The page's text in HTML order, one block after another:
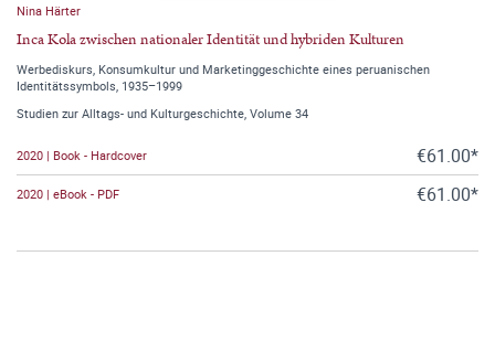
Nina Härter
Inca Kola zwischen nationaler Identität und hybriden Kulturen
Werbediskurs, Konsumkultur und Marketinggeschichte eines peruanischen
Identitätssymbols, 1935–1999
Studien zur Alltags- und Kulturgeschichte, Volume 34
2020 | Book - Hardcover €61.00*
2020 | eBook - PDF €61.00*